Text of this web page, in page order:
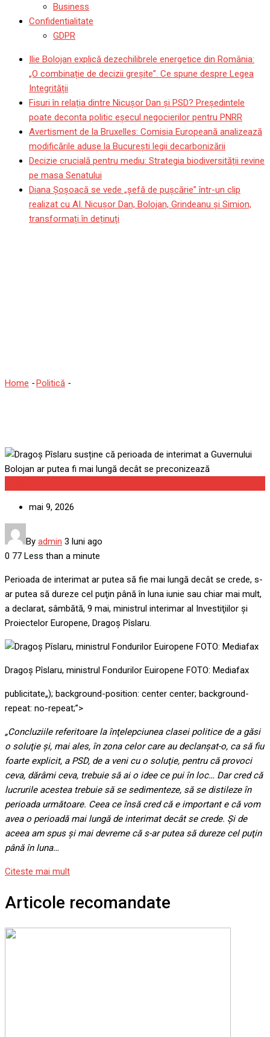
Business
Confidentialitate
GDPR
Ilie Bolojan explică dezechilibrele energetice din România:
„O combinație de decizii greșite”. Ce spune despre Legea
Integrității
Fisuri în relația dintre Nicușor Dan și PSD? Președintele
poate deconta politic eșecul negocierilor pentru PNRR
Avertisment de la Bruxelles: Comisia Europeană analizează
modificările aduse la București legii decarbonizării
Decizie crucială pentru mediu: Strategia biodiversității revine
pe masa Senatului
Diana Șoșoacă se vede „șefă de pușcărie” într-un clip
realizat cu AI. Nicușor Dan, Bolojan, Grindeanu și Simion,
transformați în deținuți
Home -Politică -
mai 9, 2026
By admin 3 luni ago
0 77 Less than a minute
Perioada de interimat ar putea să fie mai lungă decât se crede, s-
ar putea să dureze cel puţin până în luna iunie sau chiar mai mult,
a declarat, sâmbătă, 9 mai, ministrul interimar al Investiţiilor şi
Proiectelor Europene, Dragoş Pîslaru.
Dragoș Pîslaru, ministrul Fondurilor Euiropene FOTO: Mediafax
publicitate„); background-position: center center; background-
repeat: no-repeat;”>
„Concluziile referitoare la înţelepciunea clasei politice de a găsi
o soluţie şi, mai ales, în zona celor care au declanşat-o, ca să fiu
foarte explicit, a PSD, de a veni cu o soluţie, pentru că provoci
ceva, dărâmi ceva, trebuie să ai o idee ce pui în loc… Dar cred că
lucrurile acestea trebuie să se sedimenteze, să se distileze în
perioada următoare. Ceea ce însă cred că e important e că vom
avea o perioadă mai lungă de interimat decât se crede. Şi de
aceea am spus şi mai devreme că s-ar putea să dureze cel puţin
până în luna…
Citeste mai mult
Articole recomandate